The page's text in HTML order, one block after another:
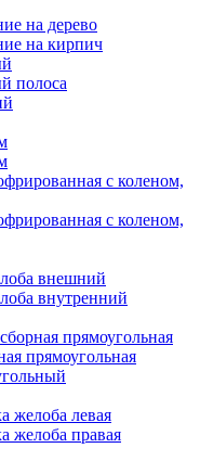
на дерево
на кирпич
полоса
с коленом,
с коленом,
внешний
внутренний
прямоугольная
прямоугольная
желоба левая
желоба правая